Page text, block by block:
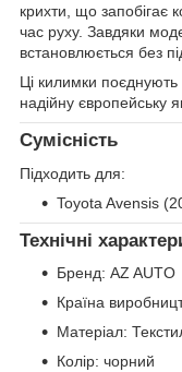
крихти, що запобігає
час руху. Завдяки
встановлюється без
Ці килимки
надійну європейську
Сумісність
Підходить для:
Toyota Avensis
Технічні
Бренд: AZ AUTO
Країна
Матеріал:
Колір: чорний